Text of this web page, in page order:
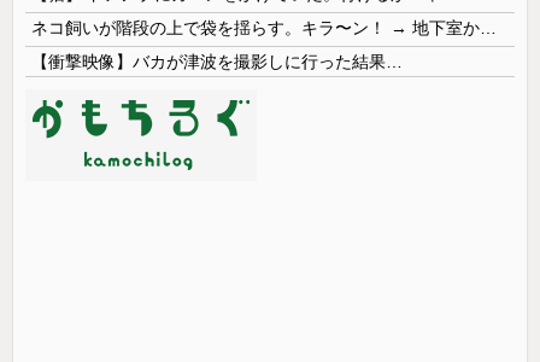
【衝撃映像】バカが津波を撮影しに行った結果…